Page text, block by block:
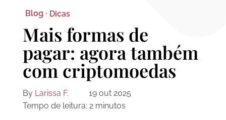
Blog · Dicas
Mais formas de
pagar: agora também
com criptomoedas
By Larissa F.
19 out 2025
Tempo de leitura: 2 minutos